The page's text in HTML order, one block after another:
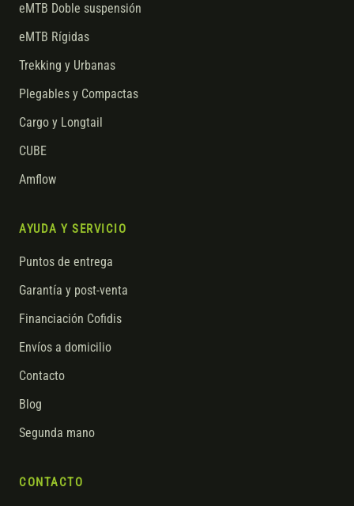
eMTB Doble suspensión
eMTB Rígidas
Trekking y Urbanas
Plegables y Compactas
Cargo y Longtail
CUBE
Amflow
AYUDA Y SERVICIO
Puntos de entrega
Garantía y post-venta
Financiación Cofidis
Envíos a domicilio
Contacto
Blog
Segunda mano
CONTACTO